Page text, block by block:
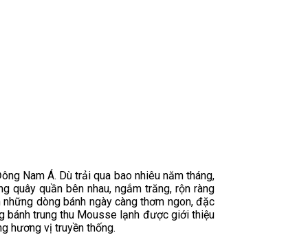
Nam Á. Dù trải qua bao nhiêu năm tháng,
quây quần bên nhau, ngắm trăng, rộn ràng
dòng bánh ngày càng thơm ngon, đặc
bánh trung thu Mousse lạnh được giới thiệu
hương vị truyền thống.